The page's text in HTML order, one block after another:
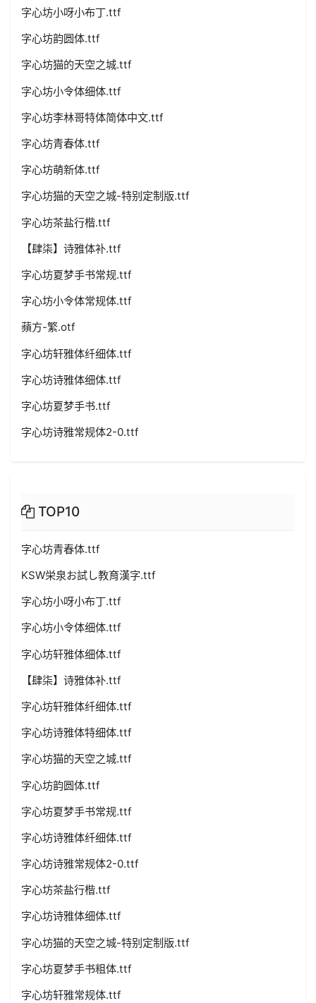
字心坊小呀小布丁.ttf
字心坊韵圆体.ttf
字心坊猫的天空之城.ttf
字心坊小令体细体.ttf
字心坊李林哥特体简体中文.ttf
字心坊青春体.ttf
字心坊萌新体.ttf
字心坊猫的天空之城-特别定制版.ttf
字心坊茶盐行楷.ttf
【肆柒】诗雅体补.ttf
字心坊夏梦手书常规.ttf
字心坊小令体常规体.ttf
蘋方-繁.otf
字心坊轩雅体纤细体.ttf
字心坊诗雅体细体.ttf
字心坊夏梦手书.ttf
字心坊诗雅常规体2-0.ttf
TOP10
字心坊青春体.ttf
KSW栄泉お試し教育漢字.ttf
字心坊小呀小布丁.ttf
字心坊小令体细体.ttf
字心坊轩雅体细体.ttf
【肆柒】诗雅体补.ttf
字心坊轩雅体纤细体.ttf
字心坊诗雅体特细体.ttf
字心坊猫的天空之城.ttf
字心坊韵圆体.ttf
字心坊夏梦手书常规.ttf
字心坊诗雅体纤细体.ttf
字心坊诗雅常规体2-0.ttf
字心坊茶盐行楷.ttf
字心坊诗雅体细体.ttf
字心坊猫的天空之城-特别定制版.ttf
字心坊夏梦手书粗体.ttf
字心坊轩雅常规体.ttf